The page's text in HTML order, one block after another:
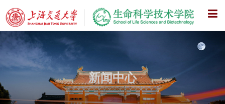
X
新闻中心